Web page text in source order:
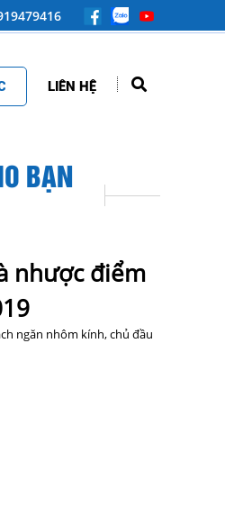
LIÊN HỆ
BẠN
nhược điểm
ngăn nhôm kính, chủ đầu